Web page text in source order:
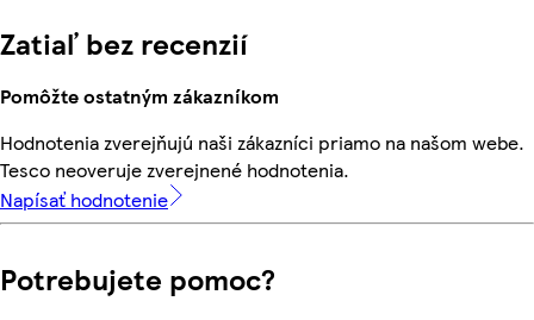
Zatiaľ bez recenzií
Pomôžte ostatným zákazníkom
Hodnotenia zverejňujú naši zákazníci priamo na našom webe.
Tesco neoveruje zverejnené hodnotenia.
Napísať hodnotenie
Potrebujete pomoc?